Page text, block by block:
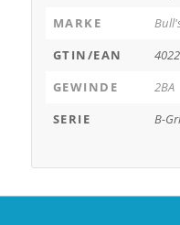
MARKE
GTIN/EAN
GEWINDE
2BA
SERIE
B-